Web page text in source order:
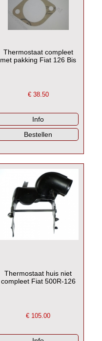
Thermostaat compleet
met pakking Fiat 126 Bis
€ 38.50
Thermostaat huis niet
compleet Fiat 500R-126
€ 105.00